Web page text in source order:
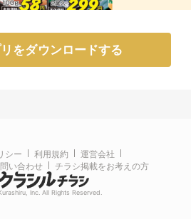
をダウンロードする
シー 利用規約
運営会社
い合わせ
チラシ掲載をお考えの方
Inc. All Rights Reserved.